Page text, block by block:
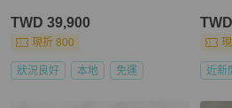
TWD 39,900
現折 800
狀況良好 本地 免運 近新